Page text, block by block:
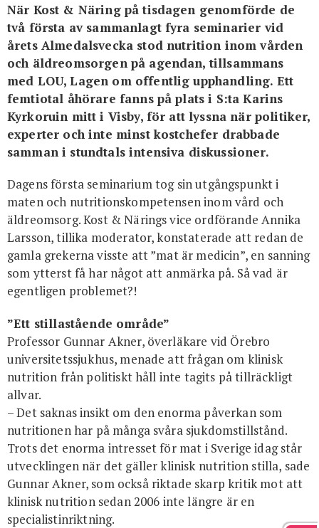
För studenter English
När Kost & Näring på tisdagen genomförde de
två första av sammanlagt fyra seminarier vid
årets Almedalsvecka stod nutrition inom vården
och äldreomsorgen på agendan, tillsammans
med LOU, Lagen om offentlig upphandling. Ett
femtiotal åhörare fanns på plats i S:ta Karins
Kyrkoruin mitt i Visby, för att lyssna när politiker,
experter och inte minst kostchefer drabbade
samman i stundtals intensiva diskussioner.
Dagens första seminarium tog sin utgångspunkt i
maten och nutritionskompetensen inom vård och
äldreomsorg. Kost & Närings vice ordförande Annika
Larsson, tillika moderator, konstaterade att redan de
gamla grekerna visste att ”mat är medicin”, en sanning
som ytterst få har något att anmärka på. Så vad är
egentligen problemet?!
”Ett stillastående område”
Professor Gunnar Akner, överläkare vid Örebro
universitetssjukhus, menade att frågan om klinisk
nutrition från politiskt håll inte tagits på tillräckligt
allvar.
– Det saknas insikt om den enorma påverkan som
nutritionen har på många svåra sjukdomstillstånd.
Trots det enorma intresset för mat i Sverige idag står
utvecklingen när det gäller klinisk nutrition stilla, sade
Gunnar Akner, som också riktade skarp kritik mot att
klinisk nutrition sedan 2006 inte längre är en
specialistinriktning.